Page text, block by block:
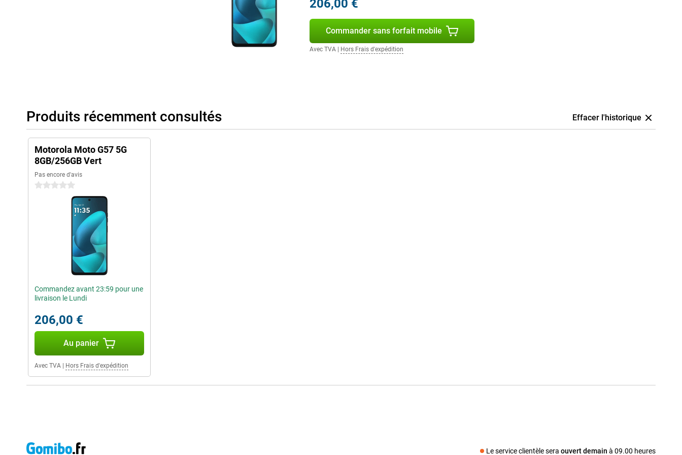
vous conviendra parfaitement. Le grand écran de 6,72 pouces est idéal pour les séries, YouTube et
les médias sociaux, tandis que les haut-parleurs stéréo avec Dolby Atmos garantissent un son
plus riche. Autre atout : il dispose d'une prise jack 3,5 mm supplémentaire. Elle permet de brancher
facilement des écouteurs ou des casques filaires. Ainsi, vous pouvez utiliser ce smartphone non
seulement pour téléphoner et passer des appels, mais aussi pour vous divertir en déplacement.
206,00 €
Commander sans forfait mobile
Avec TVA| Hors Frais d'expédition
Produits récemment consultés Effacer l'historique
Motorola Moto G57 5G
8GB/256GB Vert
Pas encore d'avis
0 étoiles
Commandez avant 23:59 pour une
livraison le Lundi
206,00 €
Au panier
Avec TVA Hors Frais d'expédition
Le service clientèle sera ouvert demain à 09.00 heures